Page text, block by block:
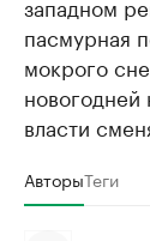
пасмурная
мокрого
новогодней
власти
АвторыТеги